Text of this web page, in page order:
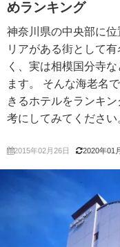
めランキング
神奈川県の中央部に
リアがある街として
く、実は相模国分寺
ます。 そんな海老名
きるホテルをランキ
考にしてみてください
2015年02月26日 2020年01